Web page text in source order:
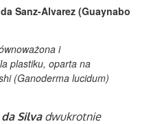
Sanz-Alvarez (Guaynabo
i
plastiku, oparta na
(Ganoderma lucidum)
Silva dwukrotnie